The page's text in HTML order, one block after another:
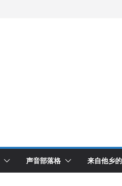
声音部落格 来自他乡